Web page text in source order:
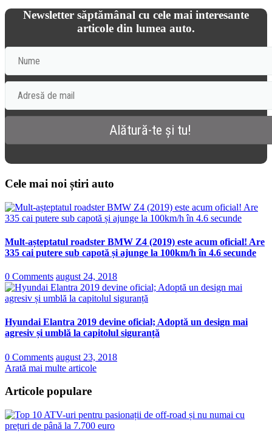
Newsletter săptămânal cu cele mai interesante
articole din lumea auto.
Cele mai noi știri auto
Mult-așteptatul roadster BMW Z4 (2019) este acum oficial! Are
335 cai putere sub capotă și ajunge la 100km/h în 4.6 secunde
0 Comments august 24, 2018
Hyundai Elantra 2019 devine oficial; Adoptă un design mai
agresiv și umblă la capitolul siguranță
0 Comments august 23, 2018
Arată mai multe articole
Articole populare